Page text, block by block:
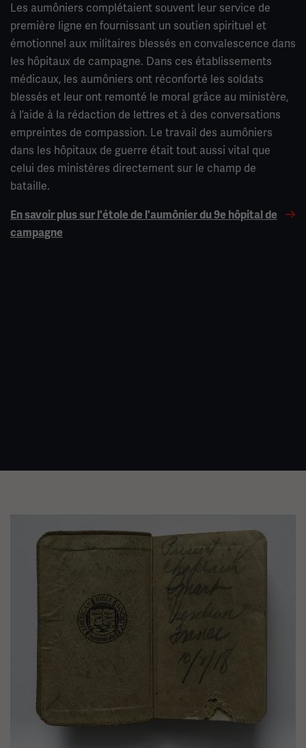
Les aumôniers complétaient souvent leur service de
première ligne en fournissant un soutien spirituel et
émotionnel aux militaires blessés en convalescence dans
les hôpitaux de campagne. Dans ces établissements
médicaux, les aumôniers ont réconforté les soldats
blessés et leur ont remonté le moral grâce au ministère,
à l’aide à la rédaction de lettres et à des conversations
empreintes de compassion. Le travail des aumôniers
dans les hôpitaux de guerre était tout aussi vital que
celui des ministères directement sur le champ de
bataille.
En savoir plus sur l'étole de l'aumônier du 9e hôpital de
campagne